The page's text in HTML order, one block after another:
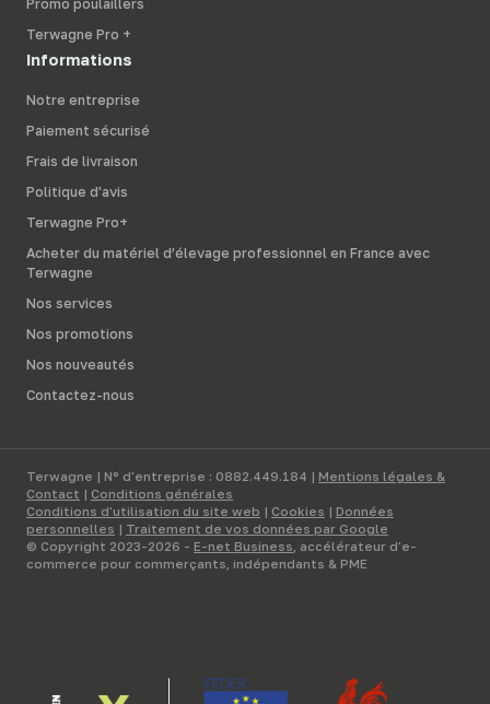
Promo poulaillers
Terwagne Pro +
Informations
Notre entreprise
Paiement sécurisé
Frais de livraison
Politique d'avis
Terwagne Pro+
Acheter du matériel d’élevage professionnel en France avec
Terwagne
Nos services
Nos promotions
Nos nouveautés
Contactez-nous
Terwagne | N° d'entreprise : 0882.449.184 | Mentions légales &
Contact | Conditions générales
Conditions d'utilisation du site web | Cookies | Données
personnelles | Traitement de vos données par Google
© Copyright 2023-2026 - E-net Business, accélérateur d'e-
commerce pour commerçants, indépendants & PME